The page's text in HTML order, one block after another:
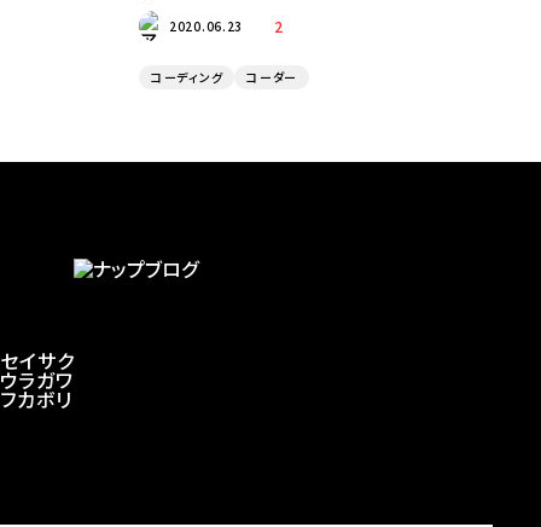
2020.06.23 2
コーディング コーダー
セイサク
ウラガワ
フカボリ